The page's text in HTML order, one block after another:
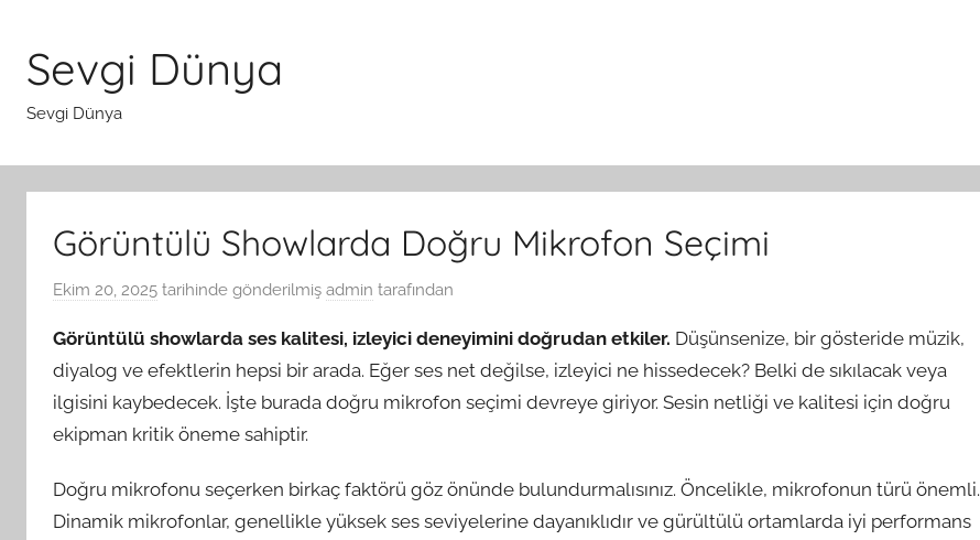
Sevgi Dünya
Sevgi Dünya
Görüntülü Showlarda Doğru Mikrofon Seçimi
Ekim 20, 2025 tarihinde gönderilmiş admin tarafından
Görüntülü showlarda ses kalitesi, izleyici deneyimini doğrudan etkiler. Düşünsenize, bir gösteride müzik,
diyalog ve efektlerin hepsi bir arada. Eğer ses net değilse, izleyici ne hissedecek? Belki de sıkılacak veya
ilgisini kaybedecek. İşte burada doğru mikrofon seçimi devreye giriyor. Sesin netliği ve kalitesi için doğru
ekipman kritik öneme sahiptir.
Doğru mikrofonu seçerken birkaç faktörü göz önünde bulundurmalısınız. Öncelikle, mikrofonun türü önemli.
Dinamik mikrofonlar, genellikle yüksek ses seviyelerine dayanıklıdır ve gürültülü ortamlarda iyi performans